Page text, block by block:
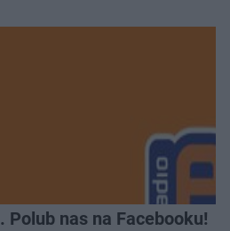
Polub nas na Facebooku!